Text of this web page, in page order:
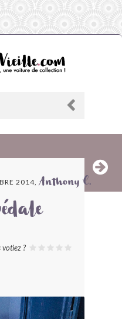
?
2014, Anthony C.
votiez ?